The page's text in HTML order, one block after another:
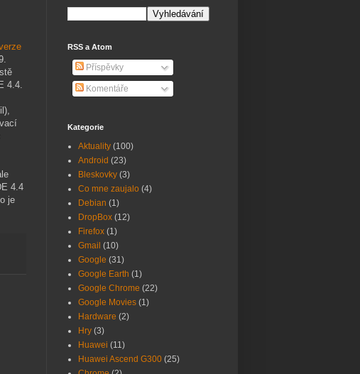
4.4.
4.4
je
RSS a Atom
Příspěvky
Komentáře
Kategorie
Aktuality (100)
Android (23)
Bleskovky (3)
Co mne zaujalo (4)
Debian (1)
DropBox (12)
Firefox (1)
Gmail (10)
Google (31)
Google Earth (1)
Google Chrome (22)
Google Movies (1)
Hardware (2)
Hry (3)
Huawei (11)
Huawei Ascend G300 (25)